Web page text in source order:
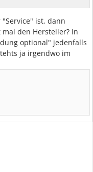
ist, dann
den Hersteller? In
optional" jedenfalls
ja irgendwo im